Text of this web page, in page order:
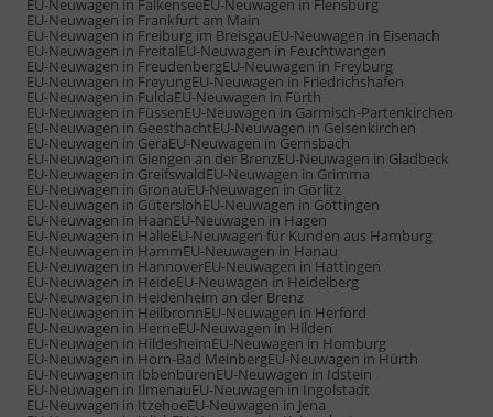
EU-Neuwagen in Frankfurt am Main
EU-Neuwagen in Freiburg im BreisgauEU-Neuwagen in Eisenach
EU-Neuwagen in FreitalEU-Neuwagen in Feuchtwangen
EU-Neuwagen in FreudenbergEU-Neuwagen in Freyburg
EU-Neuwagen in FreyungEU-Neuwagen in Friedrichshafen
EU-Neuwagen in FuldaEU-Neuwagen in Fürth
EU-Neuwagen in FüssenEU-Neuwagen in Garmisch-Partenkirchen
EU-Neuwagen in GeesthachtEU-Neuwagen in Gelsenkirchen
EU-Neuwagen in GeraEU-Neuwagen in Gernsbach
EU-Neuwagen in Giengen an der BrenzEU-Neuwagen in Gladbeck
EU-Neuwagen in GreifswaldEU-Neuwagen in Grimma
EU-Neuwagen in GronauEU-Neuwagen in Görlitz
EU-Neuwagen in GüterslohEU-Neuwagen in Göttingen
EU-Neuwagen in HaanEU-Neuwagen in Hagen
EU-Neuwagen in HalleEU-Neuwagen für Kunden aus Hamburg
EU-Neuwagen in HammEU-Neuwagen in Hanau
EU-Neuwagen in HannoverEU-Neuwagen in Hattingen
EU-Neuwagen in HeideEU-Neuwagen in Heidelberg
EU-Neuwagen in Heidenheim an der Brenz
EU-Neuwagen in HeilbronnEU-Neuwagen in Herford
EU-Neuwagen in HerneEU-Neuwagen in Hilden
EU-Neuwagen in HildesheimEU-Neuwagen in Homburg
EU-Neuwagen in Horn-Bad MeinbergEU-Neuwagen in Hürth
EU-Neuwagen in IbbenbürenEU-Neuwagen in Idstein
EU-Neuwagen in IlmenauEU-Neuwagen in Ingolstadt
EU-Neuwagen in ItzehoeEU-Neuwagen in Jena